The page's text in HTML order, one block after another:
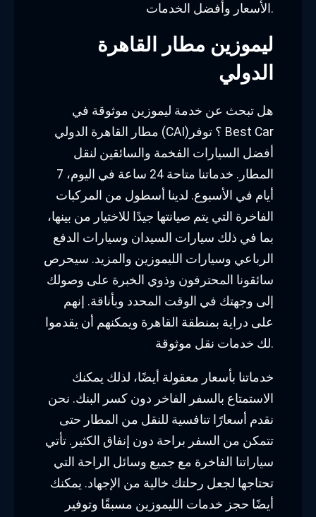
الأسعار وأفضل الخدمات.
ليموزين مطار القاهرة
الدولي
هل تبحث عن خدمة ليموزين موثوقة في
مطار القاهرة الدولي (CAI)؟ توفر Best Car
أفضل السيارات الفخمة والسائقين لنقل
المطار. خدماتنا متاحة 24 ساعة في اليوم، 7
أيام في الأسبوع. لدينا أسطول من المركبات
الفاخرة التي يتم صيانتها جيدًا للاختيار من بينها،
بما في ذلك سيارات السيدان وسيارات الدفع
الرباعي وسيارات الليموزين والمزيد. سيحرص
سائقونا المحترفون وذوي الخبرة على وصولك
إلى وجهتك في الوقت المحدد وبأناقة. إنهم
على دراية بمنطقة القاهرة ويمكنهم أن يقدموا
لك خدمات نقل موثوقة.
خدماتنا بأسعار معقولة أيضًا، لذلك يمكنك
الاستمتاع بالسفر الفاخر دون كسر البنك. نحن
نقدم أسعارًا تنافسية للنقل من المطار حتى
تتمكن من السفر براحة دون إنفاق الكثير. تأتي
سياراتنا الفاخرة مع جميع وسائل الراحة التي
تحتاجها لجعل رحلتك خالية من الإجهاد. يمكنك
أيضًا حجز خدمات الليموزين مسبقًا وتوفير